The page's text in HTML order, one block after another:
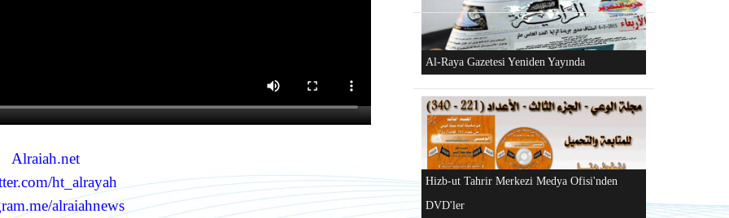
Alraiah.net
ht_alrayah
alraiahnews
"Hizb-ut Tahrir'in Gazze'yi Desteklemek İçin
Düzenlediği Küresel Faaliyetler..." DVD'si